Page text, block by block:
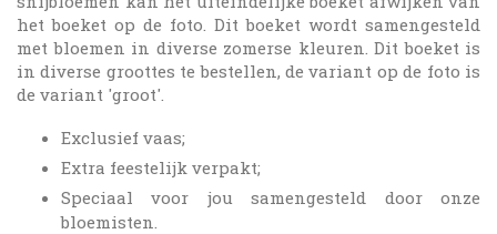
het boeket op de foto. Dit boeket wordt samengesteld
met bloemen in diverse zomerse kleuren. Dit boeket is
in diverse groottes te bestellen, de variant op de foto is
de variant 'groot'.
Exclusief vaas;
Extra feestelijk verpakt;
Speciaal voor jou samengesteld door onze
bloemisten.